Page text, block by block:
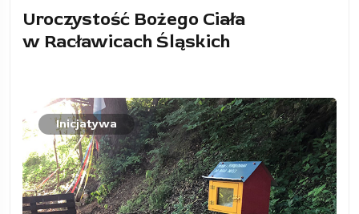
Uroczystość Bożego Ciała
w Racławicach Śląskich
Inicjatywa